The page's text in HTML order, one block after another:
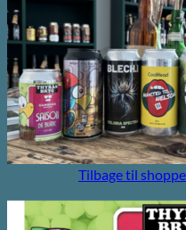
Kurv /0,00 kr.
Ingen varer i
Tilbage til
Kasse+